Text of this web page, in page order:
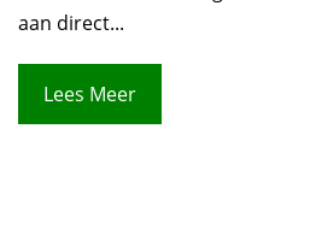
aan direct...
Lees Meer